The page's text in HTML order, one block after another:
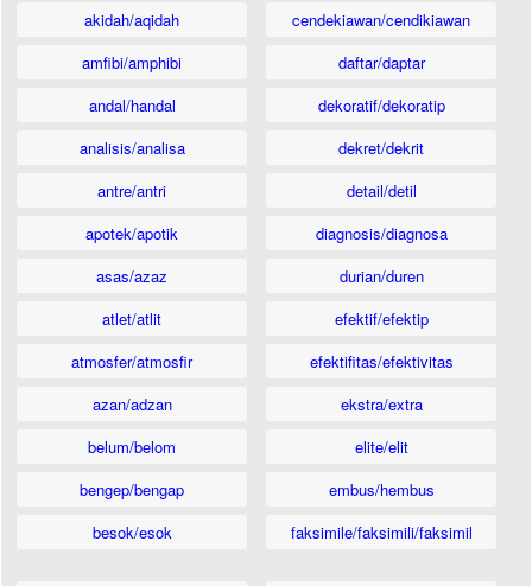
akidah/aqidah
amfibi/amphibi
andal/handal
analisis/analisa
antre/antri
apotek/apotik
asas/azaz
atlet/atlit
atmosfer/atmosfir
azan/adzan
belum/belom
bengep/bengap
besok/esok
cendekiawan/cendikiawan
daftar/daptar
dekoratif/dekoratip
dekret/dekrit
detail/detil
diagnosis/diagnosa
durian/duren
efektif/efektip
efektifitas/efektivitas
ekstra/extra
elite/elit
embus/hembus
faksimile/faksimili/faksimil